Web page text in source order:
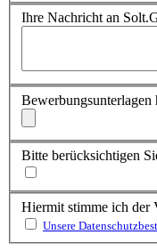
Ihre Nachricht an
Bewerbungsunterlagen
Bitte berücksichtigen
Hiermit stimme ich der
Unsere